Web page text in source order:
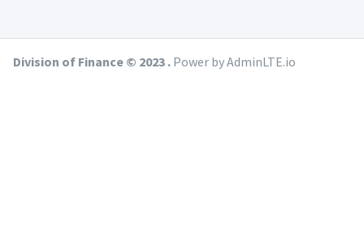
Division of Finance © 2023 . Power by AdminLTE.io